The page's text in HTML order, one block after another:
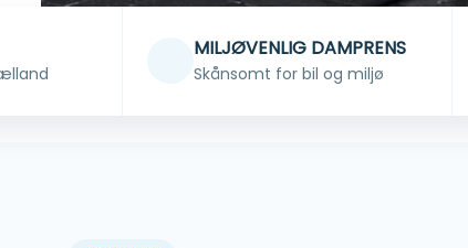
MILJØVENLIG DAMPRENS
Skånsomt for bil og miljø